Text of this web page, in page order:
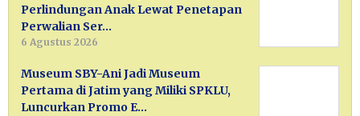
Perlindungan Anak Lewat Penetapan
Perwalian Ser…
6 Agustus 2026
Museum SBY-Ani Jadi Museum
Pertama di Jatim yang Miliki SPKLU,
Luncurkan Promo E…